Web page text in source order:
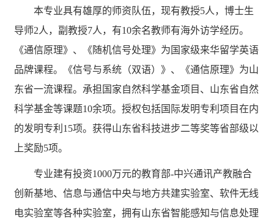
本专业具有雄厚的师资队伍，现有教授5人，博士生
导师2人，副教授7人，有10余名教师有海外访学经历。
《通信原理》、《随机信号处理》为国家级来华留学英语
品牌课程。《信号与系统（双语）》、《通信原理》为山
东省一流课程。承担国家自然科学基金项目、山东省自然
科学基金等课题10余项。授权包括国际发明专利项目在内
的发明专利15项。获得山东省科技进步二等奖等省部级以
上奖励5项。
专业建有投资1000万元的教育部-中兴通讯产教融合
创新基地、信息与通信中央与地方共建实验室、软件无线
电实验室等各种实验室，拥有山东省智能感知与信息处理